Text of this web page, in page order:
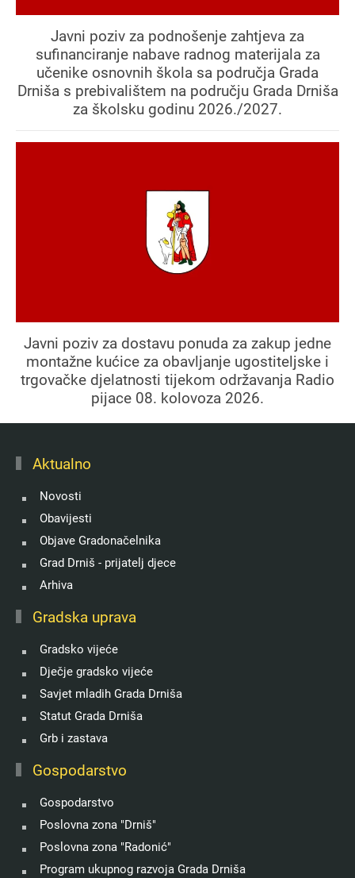
Javni poziv za podnošenje zahtjeva za
sufinanciranje nabave radnog materijala za
učenike osnovnih škola sa područja Grada
Drniša s prebivalištem na području Grada Drniša
za školsku godinu 2026./2027.
Javni poziv za dostavu ponuda za zakup jedne
montažne kućice za obavljanje ugostiteljske i
trgovačke djelatnosti tijekom održavanja Radio
pijace 08. kolovoza 2026.
Aktualno
Novosti
Obavijesti
Objave Gradonačelnika
Grad Drniš - prijatelj djece
Arhiva
Gradska uprava
Gradsko vijeće
Dječje gradsko vijeće
Savjet mladih Grada Drniša
Statut Grada Drniša
Grb i zastava
Gospodarstvo
Gospodarstvo
Poslovna zona "Drniš"
Poslovna zona "Radonić"
Program ukupnog razvoja Grada Drniša